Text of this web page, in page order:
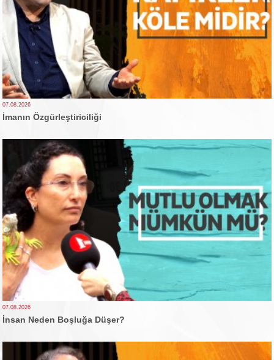
07.08.2026
İmanın Özgürleştiriciliği
07.08.2026
İnsan Neden Boşluğa Düşer?